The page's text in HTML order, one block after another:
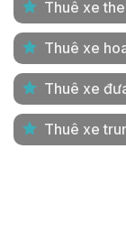
Thuê xe
Thuê xe
Thuê xe
Thuê xe